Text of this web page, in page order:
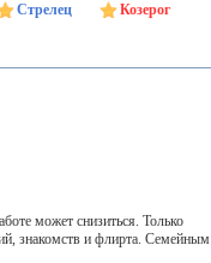
Стрелец
Козерог
может снизиться. Только
знакомств и флирта. Семейным